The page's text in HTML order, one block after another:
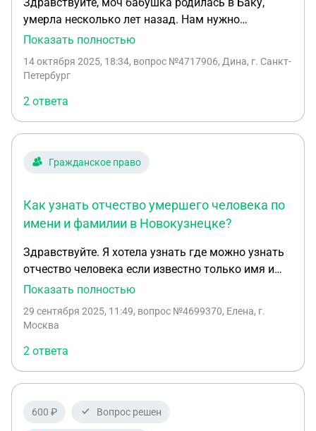
умерла несколько лет назад. Нам нужно
восстановить ее свидетельство о рождении. Как
регистрации не знаем, она переехала в 3 года
Показать полностью
14 октября 2025, 18:34, вопрос №4717906, Дина, г. Санкт-
Петербург
2 ответа
Гражданское право
Как узнать отчество умершего человека по
имени и фамилии в Новокузнецке?
Здравствуйте. Я хотела узнать где можно узнать
отчество человека если известно только имя и
фамилия, дата рождения и смерти неизвестна
городе Новокузнецке. А вообще проблема такая
полном объёме нужны сведения о родителях его.
И его свидетельство о рождении, но он родился в
Узбекистане и свидетельство о рождении там.
проживал в России в новокузнецке и умер там же.
Показать полностью
29 сентября 2025, 11:49, вопрос №4699370, Елена, г.
Москва
2 ответа
600 ₽ Вопрос решен